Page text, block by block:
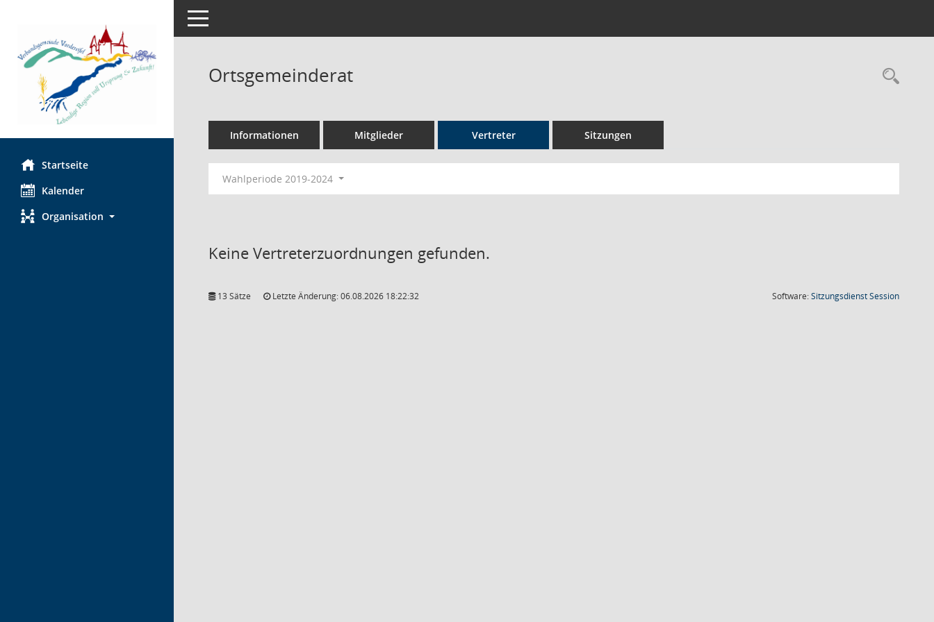
Startseite
Kalender
Organisation
Toggle navigation
Ortsgemeinderat
Informationen Mitglieder Vertreter Sitzungen
Wahlperiode 2019-2024
Keine Vertreterzuordnungen gefunden.
13 Sätze Letzte Änderung: 06.08.2026 18:22:32 Software:SitzungsdienstSession(Wird in